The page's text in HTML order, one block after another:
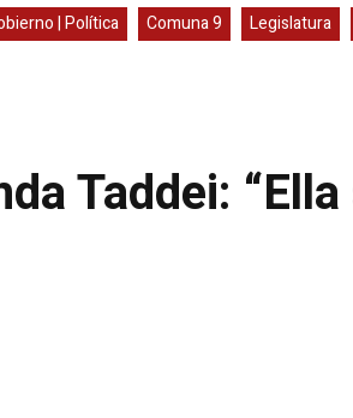
| Política Comuna 9 Legislatura
Taddei: